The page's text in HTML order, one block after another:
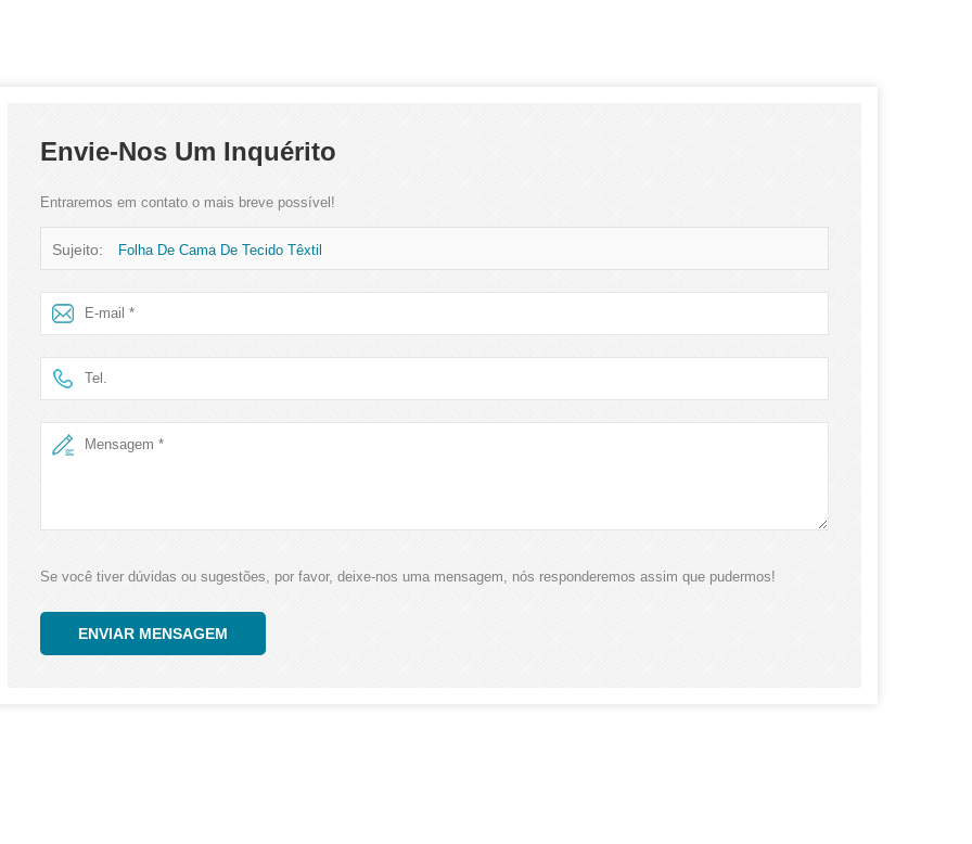
Envie-Nos Um Inquérito
Entraremos em contato o mais breve possível!
Sujeito: Folha De Cama De Tecido Têxtil
Se você tiver dúvidas ou sugestões, por favor, deixe-nos uma mensagem, nós responderemos assim que pudermos!
ENVIAR MENSAGEM